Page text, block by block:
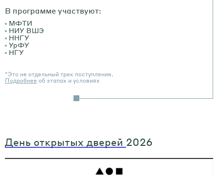
В программе участвуют:
МФТИ
НИУ ВШЭ
ННГУ
УрФУ
НГУ
*Это не отдельный трек поступления.
Подробнее об этапах и условиях
День открытых дверей 2026